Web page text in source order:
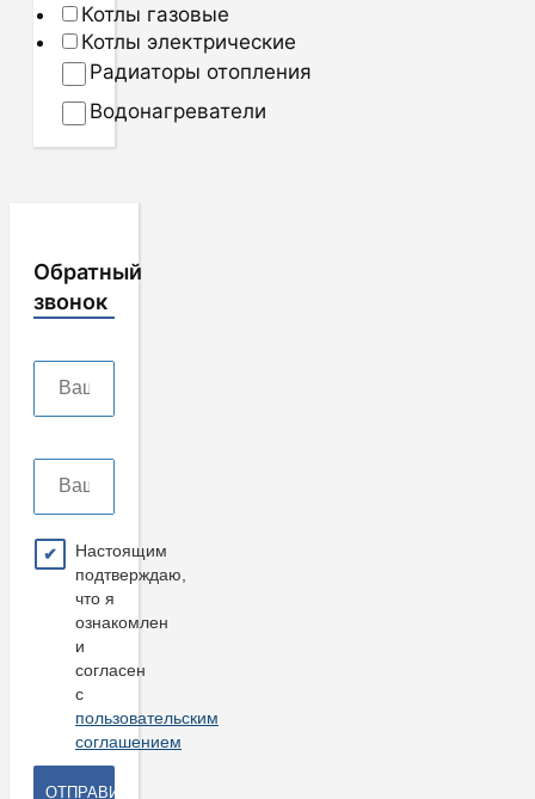
Котлы газовые
Котлы электрические
Радиаторы отопления
Водонагреватели
Обратный
звонок
Настоящим
подтверждаю,
что я
ознакомлен
и
согласен
с
пользовательским
соглашением
ОТПРАВИТЬ